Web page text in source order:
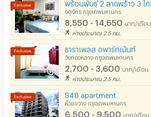
จตุจักร กรุงเทพมหานคร
8,550 - 14,650 บาท/เดือน
ห่างประมาณ 2.5 กม.
ธาราเพลส อพาร์ทเม้นท์
วังทองหลาง กรุงเทพมหานคร
2,700 - 3,600 บาท/เดือน
ห่างประมาณ 2.5 กม.
S48 apartment
ห้วยขวาง กรุงเทพมหานคร
6,500 - 9,500 บาท/เดือน